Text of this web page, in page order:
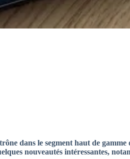
dans le segment haut de gamme
nouveautés intéressantes,